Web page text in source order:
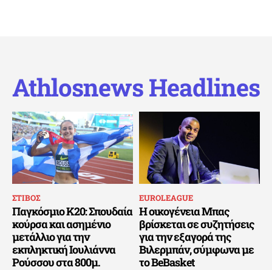
Athlosnews Headlines
ΣΤΙΒΟΣ
Παγκόσμιο Κ20: Σπουδαία
κούρσα και ασημένιο
μετάλλιο για την
εκπληκτική Ιουλιάννα
Ρούσσου στα 800μ.
EUROLEAGUE
Η οικογένεια Μπας
βρίσκεται σε συζητήσεις
για την εξαγορά της
Βιλερμπάν, σύμφωνα με
το BeBasket